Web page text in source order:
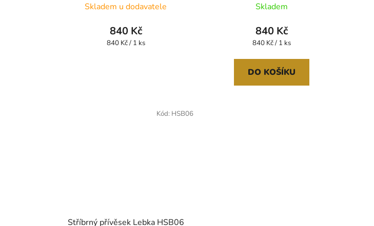
Skladem u dodavatele
840 Kč
Měrná
840 Kč / 1 ks
Skladem
840 Kč
Měrná
840 Kč / 1 ks
DO KOŠÍKU
Stříbrný přívěsek Lebka HSB06
Kód: HSB06